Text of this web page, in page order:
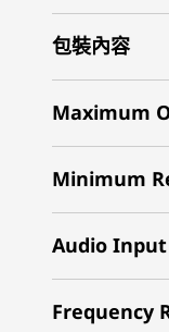
包裝內容
Maximum
Minimum
Audio Input
Frequency